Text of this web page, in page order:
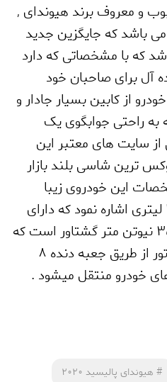
و معروف برند هیوندای ,
باشد که جایگزین جدید
که با مشخصاتی که دارد
آل برای صاحبان خود
از کابین بسیار جادار و
به راحتی جوابگوی یک
از سایت های معتبر این
ترین شاسی بلند بازار
این خودروی زیبا
میتوان به پیشرانه ای 306 لیتری اشاره نمود که دارای
291 اسب بخار قدرت و 355 نیوتن متر گشتاور است که
نیروی تولید شده توسط موتور از طریق جعبه دنده 8
خودرو منتقل میشود .
# هیوندای پالیسید 2020